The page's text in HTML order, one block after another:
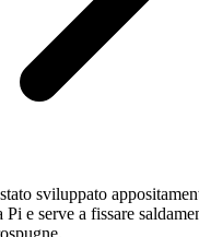
sviluppato
e serve a fissare